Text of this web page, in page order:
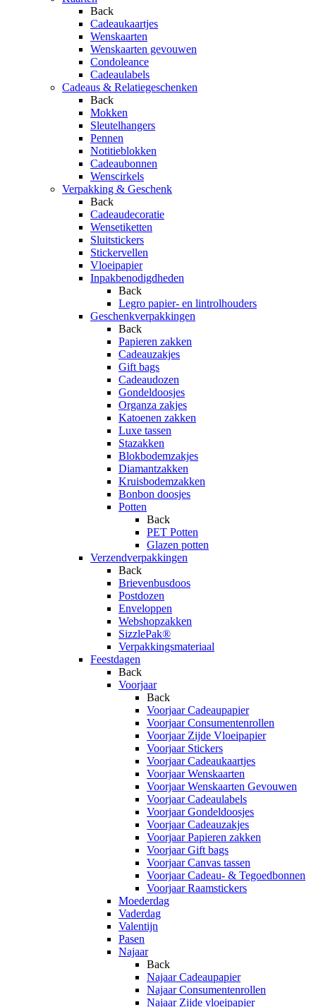
Back
Cadeaukaartjes
Wenskaarten
Wenskaarten gevouwen
Condoleance
Cadeaulabels
Cadeaus & Relatiegeschenken
Back
Mokken
Sleutelhangers
Pennen
Notitieblokken
Cadeaubonnen
Wenscirkels
Verpakking & Geschenk
Back
Cadeaudecoratie
Wensetiketten
Sluitstickers
Stickervellen
Vloeipapier
Inpakbenodigdheden
Back
Legro papier- en lintrolhouders
Geschenkverpakkingen
Back
Papieren zakken
Cadeauzakjes
Gift bags
Cadeaudozen
Gondeldoosjes
Organza zakjes
Katoenen zakken
Luxe tassen
Stazakken
Blokbodemzakjes
Diamantzakken
Kruisbodemzakken
Bonbon doosjes
Potten
Back
PET Potten
Glazen potten
Verzendverpakkingen
Back
Brievenbusdoos
Postdozen
Enveloppen
Webshopzakken
SizzlePak®
Verpakkingsmateriaal
Feestdagen
Back
Voorjaar
Back
Voorjaar Cadeaupapier
Voorjaar Consumentenrollen
Voorjaar Zijde Vloeipapier
Voorjaar Stickers
Voorjaar Cadeaukaartjes
Voorjaar Wenskaarten
Voorjaar Wenskaarten Gevouwen
Voorjaar Cadeaulabels
Voorjaar Gondeldoosjes
Voorjaar Cadeauzakjes
Voorjaar Papieren zakken
Voorjaar Gift bags
Voorjaar Canvas tassen
Voorjaar Cadeau- & Tegoedbonnen
Voorjaar Raamstickers
Moederdag
Vaderdag
Valentijn
Pasen
Najaar
Back
Najaar Cadeaupapier
Najaar Consumentenrollen
Najaar Zijde vloeipapier